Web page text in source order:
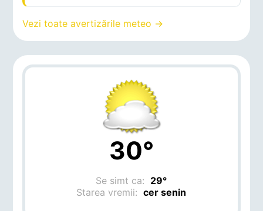
Vezi toate avertizările meteo →
30°
Se simt ca: 29°
Starea vremii:cer senin